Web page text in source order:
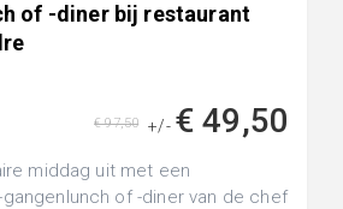
of -diner bij restaurant
+/- € 49,50
€ 97,50
middag uit met een
of -diner van de chef